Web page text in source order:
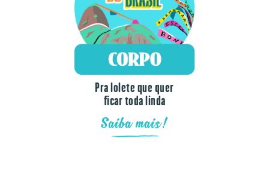
Pra lolete que quer
ficar toda linda
Saiba mais!